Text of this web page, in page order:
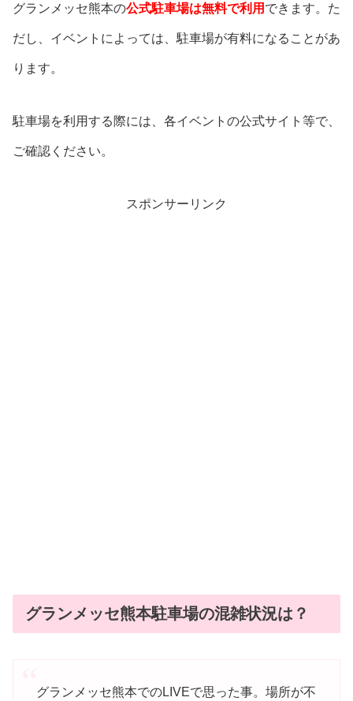
グランメッセ熊本の公式駐車場は無料で利用 できます。た
だし、イベントによっては、駐車場が有料になることがあ
ります。
駐車場を利用する際には、各イベントの公式サイト等で、
ご確認ください。
スポンサーリンク
グランメッセ熊本駐車場の混雑状況は？
グランメッセ熊本でのLIVEで思った事。場所が不